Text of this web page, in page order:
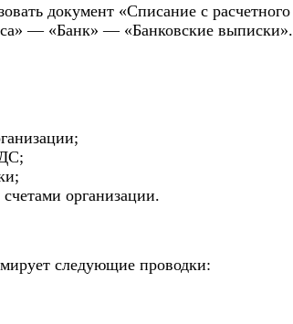
документ «Списание с расчетного
— «Банк» — «Банковские выписки».
организации.
следующие проводки: